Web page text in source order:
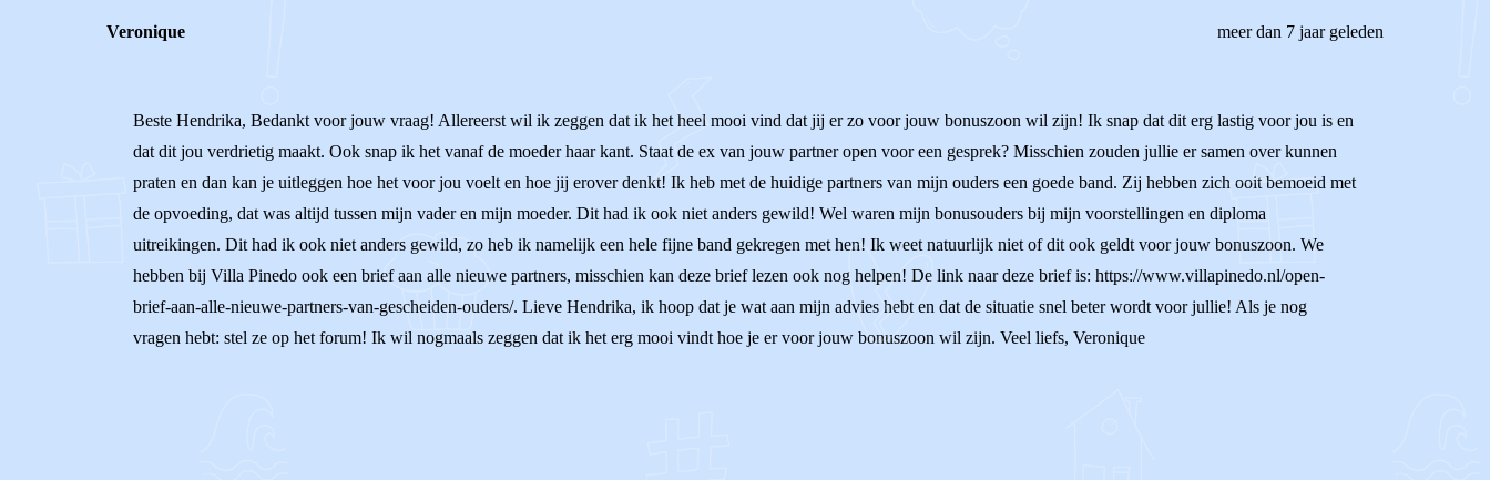
Veronique meer dan 7 jaar geleden
Beste Hendrika, Bedankt voor jouw vraag! Allereerst wil ik zeggen dat ik het heel mooi vind dat jij er zo voor jouw bonuszoon wil zijn! Ik snap dat dit erg lastig voor jou is en
dat dit jou verdrietig maakt. Ook snap ik het vanaf de moeder haar kant. Staat de ex van jouw partner open voor een gesprek? Misschien zouden jullie er samen over kunnen
praten en dan kan je uitleggen hoe het voor jou voelt en hoe jij erover denkt! Ik heb met de huidige partners van mijn ouders een goede band. Zij hebben zich ooit bemoeid met
de opvoeding, dat was altijd tussen mijn vader en mijn moeder. Dit had ik ook niet anders gewild! Wel waren mijn bonusouders bij mijn voorstellingen en diploma
uitreikingen. Dit had ik ook niet anders gewild, zo heb ik namelijk een hele fijne band gekregen met hen! Ik weet natuurlijk niet of dit ook geldt voor jouw bonuszoon. We
hebben bij Villa Pinedo ook een brief aan alle nieuwe partners, misschien kan deze brief lezen ook nog helpen! De link naar deze brief is: https://www.villapinedo.nl/open-
brief-aan-alle-nieuwe-partners-van-gescheiden-ouders/. Lieve Hendrika, ik hoop dat je wat aan mijn advies hebt en dat de situatie snel beter wordt voor jullie! Als je nog
vragen hebt: stel ze op het forum! Ik wil nogmaals zeggen dat ik het erg mooi vindt hoe je er voor jouw bonuszoon wil zijn. Veel liefs, Veronique